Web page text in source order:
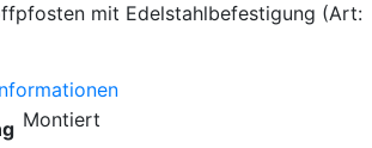
mit Edelstahlbefestigung (Art:
Montiert